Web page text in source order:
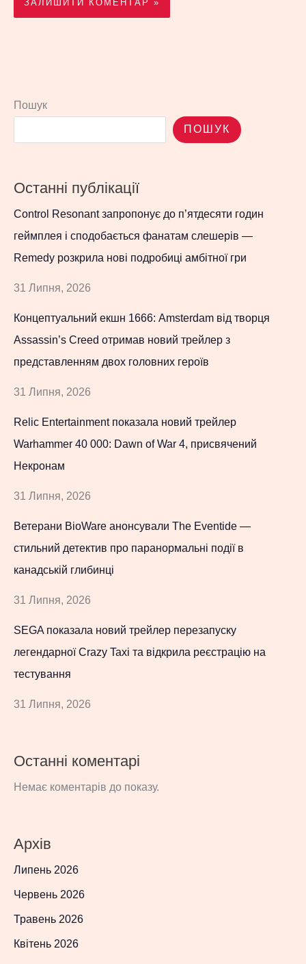
Пошук
ПОШУК
Останні публікації
Control Resonant запропонує до п’ятдесяти годин
геймплея і сподобається фанатам слешерів —
Remedy розкрила нові подробиці амбітної гри
31 Липня, 2026
Концептуальний екшн 1666: Amsterdam від творця
Assassin’s Creed отримав новий трейлер з
представленням двох головних героїв
31 Липня, 2026
Relic Entertainment показала новий трейлер
Warhammer 40 000: Dawn of War 4, присвячений
Некронам
31 Липня, 2026
Ветерани BioWare анонсували The Eventide —
стильний детектив про паранормальні події в
канадській глибинці
31 Липня, 2026
SEGA показала новий трейлер перезапуску
легендарної Crazy Taxi та відкрила реєстрацію на
тестування
31 Липня, 2026
Останні коментарі
Немає коментарів до показу.
Архів
Липень 2026
Червень 2026
Травень 2026
Квітень 2026